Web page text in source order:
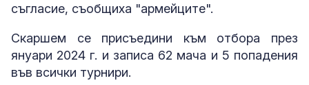
съгласие, съобщиха "армейците".
Скаршем се присъедини към отбора през
януари 2024 г. и записа 62 мача и 5 попадения
във всички турнири.